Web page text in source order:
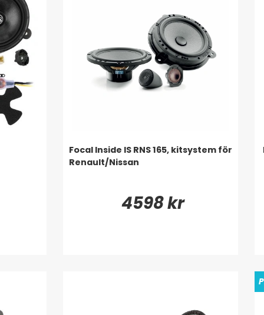
Focal Inside IS RNS 165, kitsystem för
Renault/Nissan
4598 kr